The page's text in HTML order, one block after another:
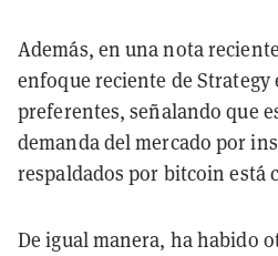
Además, en una nota
enfoque reciente de Strategy
preferentes, señalando que
demanda del mercado por
respaldados por bitcoin está
De igual manera, ha habido